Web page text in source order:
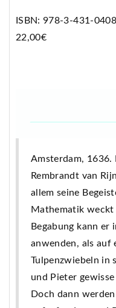
ISBN: 978-3-431-
22,00€
Amsterdam, 1636.
Rembrandt van
allem seine
Mathematik weckt
Begabung kann
anwenden, als auf
Tulpenzwiebeln in
und Pieter
Doch dann werden